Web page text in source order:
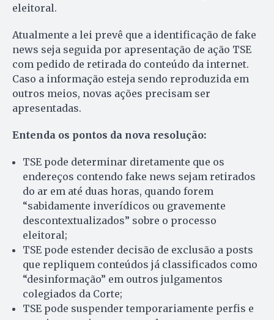
eleitoral.
Atualmente a lei prevê que a identificação de fake
news seja seguida por apresentação de ação TSE
com pedido de retirada do conteúdo da internet.
Caso a informação esteja sendo reproduzida em
outros meios, novas ações precisam ser
apresentadas.
Entenda os pontos da nova resolução:
TSE pode determinar diretamente que os
endereços contendo fake news sejam retirados
do ar em até duas horas, quando forem
“sabidamente inverídicos ou gravemente
descontextualizados” sobre o processo
eleitoral;
TSE pode estender decisão de exclusão a posts
que repliquem conteúdos já classificados como
“desinformação” em outros julgamentos
colegiados da Corte;
TSE pode suspender temporariamente perfis e